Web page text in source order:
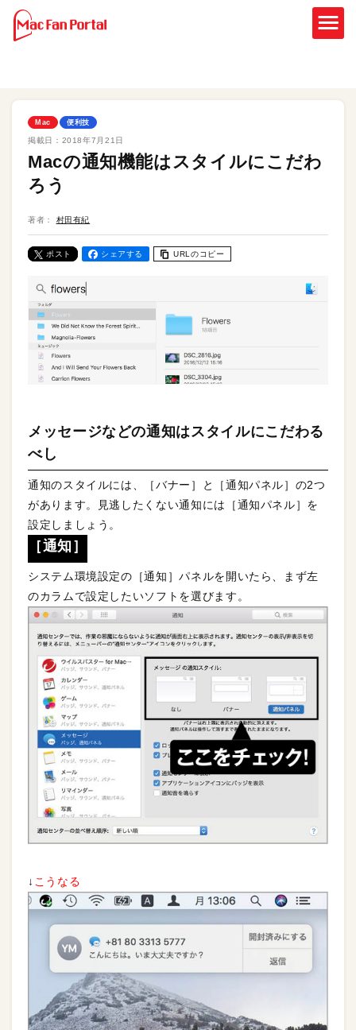
Mac 便利技
掲載日： 2018年7月21日
Macの通知機能はスタイルにこだわ
ろう
著者： 村田有紀
ポスト シェアする URLのコピー
メッセージなどの通知はスタイルにこだわる
べし
通知のスタイルには、［バナー］と［通知パネル］の2つ
があります。見逃したくない通知には［通知パネル］を
設定しましょう。
［通知］
システム環境設定の［通知］パネルを開いたら、まず左
のカラムで設定したいソフトを選びます。
↓ こうなる